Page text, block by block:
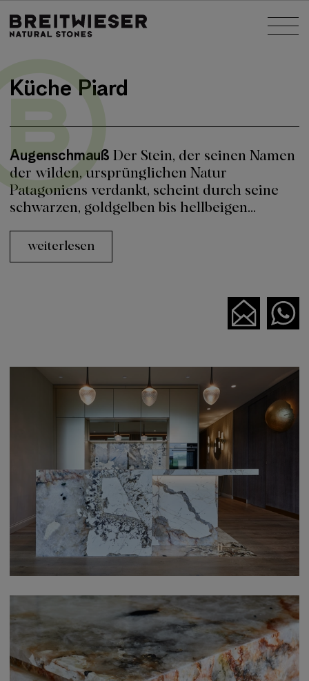
Springe zu:
Küche Piard
Augenschmauß Der Stein, der seinen Namen
der wilden, ursprünglichen Natur
Patagoniens verdankt, scheint durch seine
schwarzen, goldgelben bis hellbeigen...
weiterlesen